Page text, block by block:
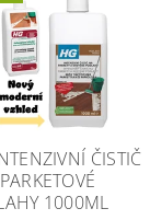
ČISTIČ
1000ML